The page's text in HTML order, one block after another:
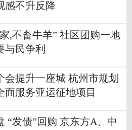
感不升反降
,不畜牛羊” 社区团购一地
与民争利
会提升一座城 杭州市规划
面服务亚运征地项目
“发债”回购 京东方A、中